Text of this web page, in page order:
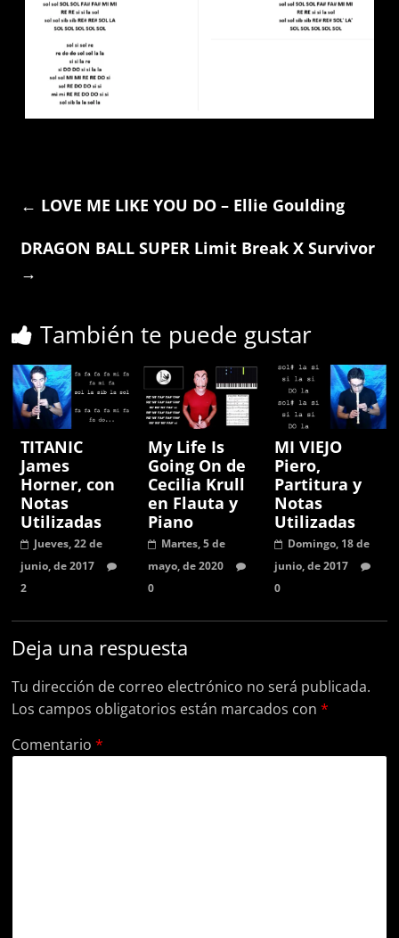
← LOVE ME LIKE YOU DO – Ellie Goulding
DRAGON BALL SUPER Limit Break X Survivor
→
También te puede gustar
TITANIC
James
Horner, con
Notas
Utilizadas
Jueves, 22 de
junio, de 2017
2
My Life Is
Going On de
Cecilia Krull
en Flauta y
Piano
Martes, 5 de
mayo, de 2020
0
MI VIEJO
Piero,
Partitura y
Notas
Utilizadas
Domingo, 18 de
junio, de 2017
0
Deja una respuesta
Tu dirección de correo electrónico no será publicada.
Los campos obligatorios están marcados con*
Comentario*